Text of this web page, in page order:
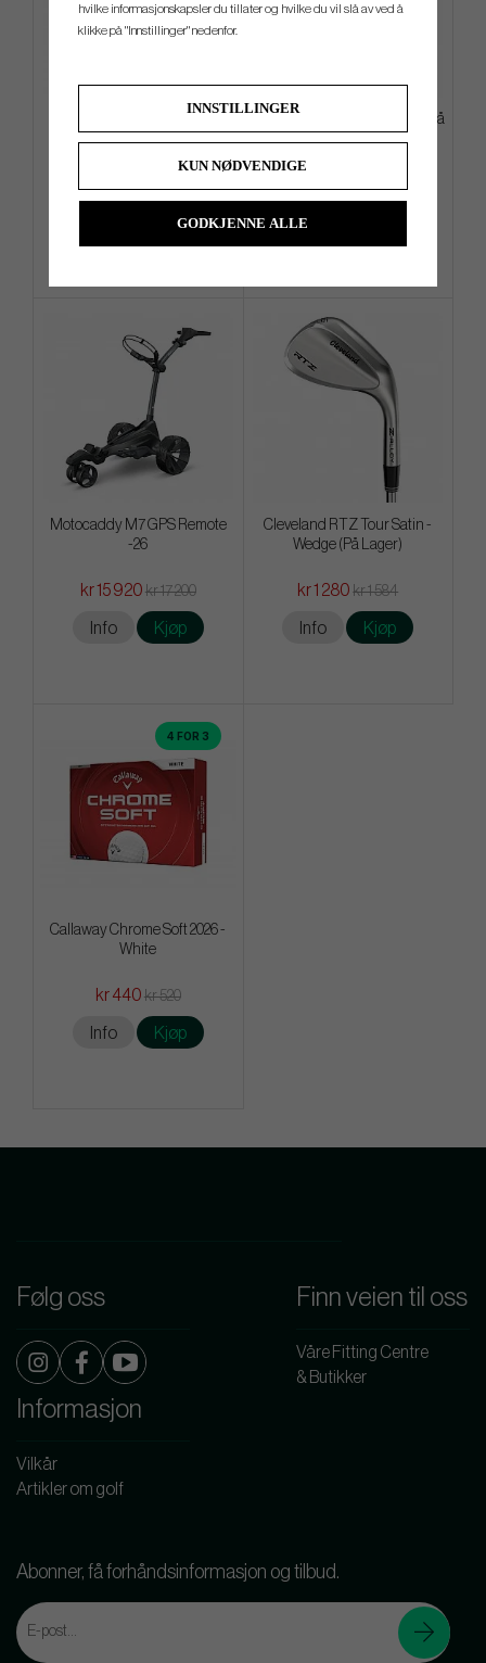
Performance Black Line -
kr 480kr 520
Kjøp
Wilson DYNAPWR - 6 Køller (På
Lager)
kr 6 280kr 7 840
Info
Motocaddy M7 GPS Remote
-26
kr 15 920 kr 17 200
Info Kjøp
Cleveland RTZ Tour Satin -
Wedge (På Lager)
kr 1 280 kr 1 584
Info Kjøp
4 FOR 3
Callaway Chrome Soft 2026 -
White
kr 440 kr 520
Info Kjøp
Følg oss Finn veien til oss
Våre Fitting Centre
& Butikker
Informasjon
Vilkår
Artikler om golf
Abonner, få forhåndsinformasjon og tilbud.
hvilke informasjonskapsler du tillater og hvilke du vil slå av ved å
klikke på "Innstillinger" nedenfor.
INNSTILLINGER
KUN NØDVENDIGE
GODKJENNE ALLE